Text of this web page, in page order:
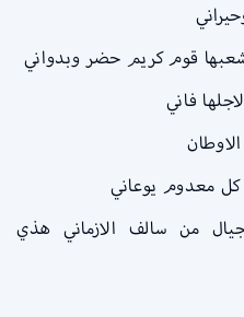
قوم كريم حضر وبدواني
فاني
كل معدوم يوعاني
من سالف الازماني هذي